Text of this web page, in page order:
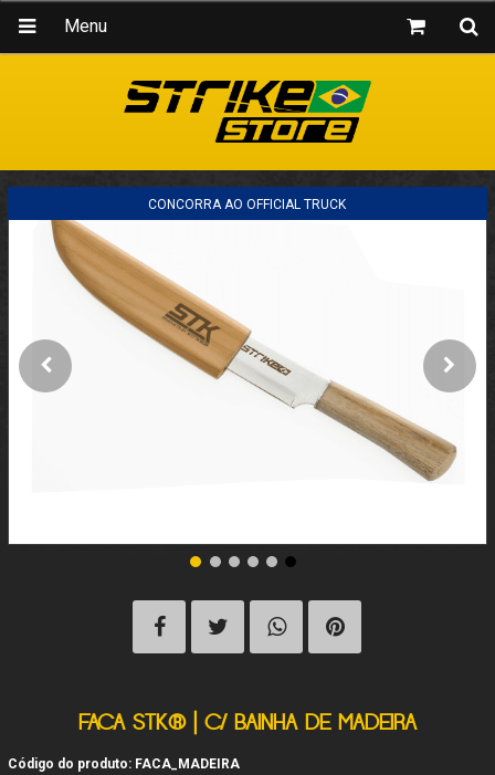
Menu
CONCORRA AO OFFICIAL TRUCK
FACA STK® | C/ BAINHA DE MADEIRA
Código do produto: FACA_MADEIRA